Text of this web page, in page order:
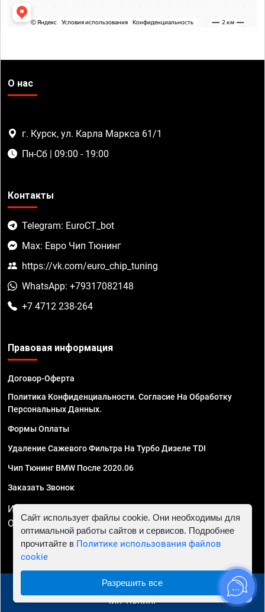
О нас
г. Курск, ул. Карла Маркса 61/1
Пн-Сб | 09:00 - 19:00
Контакты
Telegram: EuroCT_bot
Max: Евро Чип Тюнинг
https://vk.com/euro_chip_tuning
WhatsApp: +79317082148
+7 4712 238-264
Правовая информация
Договор-Оферта
Политика Конфиденциальности. Согласие На Обработку
Персональных Данных.
Формы Оплаты
Удаление Сажевого Фильтра На Турбо Дизеле TDI
Чип Тюнинг BMW После 2020.06
Заказать Звонок
ИП Смирнов Георгий Павлович. ИНН 781302555843,
ОГРНИП 324470400032610
© 2010 - 2026 Чип тюнинг в Курске - Автосервис "Евро
Чип Тюнинг"
Сайт использует файлы cookie. Они необходимы для
оптимальной работы сайтов и сервисов. Подробнее
прочитайте в Политике использования файлов
cookie
Разрешить все